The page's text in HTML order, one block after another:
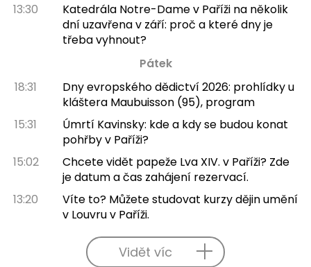
13:30
Katedrála Notre-Dame v Paříži na několik
dní uzavřena v září: proč a které dny je
třeba vyhnout?
Pátek
18:31
Dny evropského dědictví 2026: prohlídky u
kláštera Maubuisson (95), program
15:31
Úmrtí Kavinsky: kde a kdy se budou konat
pohřby v Paříži?
15:02
Chcete vidět papeže Lva XIV. v Paříži? Zde
je datum a čas zahájení rezervací.
13:20
Víte to? Můžete studovat kurzy dějin umění
v Louvru v Paříži.
Vidět víc